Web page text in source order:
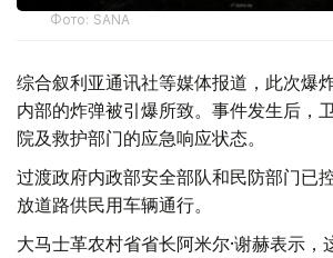
Фото: SANA
综合叙利亚通讯社等媒体报道，此次爆
内部的炸弹被引爆所致。事件发生后，
院及救护部门的应急响应状态。
过渡政府内政部安全部队和民防部门已
放道路供民用车辆通行。
大马士革农村省省长阿米尔·谢赫表示，